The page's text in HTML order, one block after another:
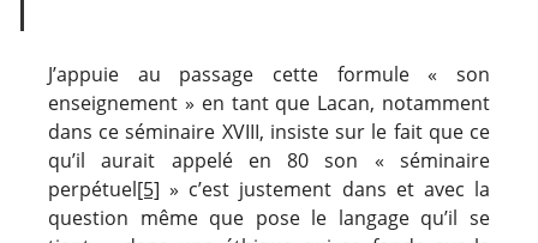
J’appuie au passage cette formule « son
enseignement » en tant que Lacan, notamment
dans ce séminaire XVIII, insiste sur le fait que ce
qu’il aurait appelé en 80 son « séminaire
perpétuel[5] » c’est justement dans et avec la
question même que pose le langage qu’il se